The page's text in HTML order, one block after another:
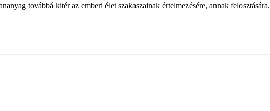
továbbá kitér az emberi élet szakaszainak értelmezésére, annak felosztására.